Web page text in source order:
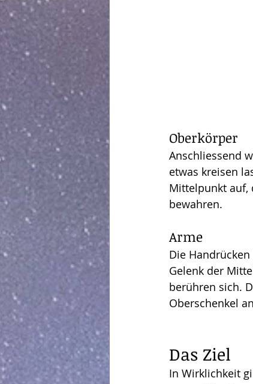
Oberkörper
Anschliessend
etwas kreisen
Mittelpunkt auf,
bewahren.
Arme
Die
Gelenk der
berühren sich.
Oberschenkel
Das Ziel
In Wirklichkeit